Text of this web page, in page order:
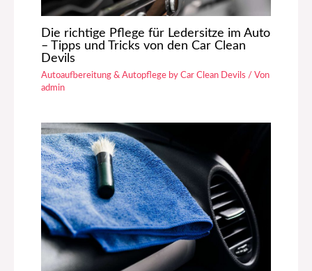
Die richtige Pflege für Ledersitze im Auto
– Tipps und Tricks von den Car Clean
Devils
Autoaufbereitung & Autopflege by Car Clean Devils / Von
admin